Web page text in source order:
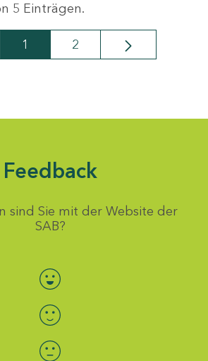
5 Einträgen.
Seite
1 Seite
2
Feedback
sind Sie mit der Website der
SAB?
Bewertung auswählen